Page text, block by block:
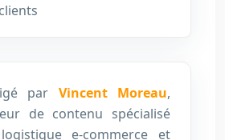
par Vincent Moreau,
de contenu spécialisé
e-commerce et